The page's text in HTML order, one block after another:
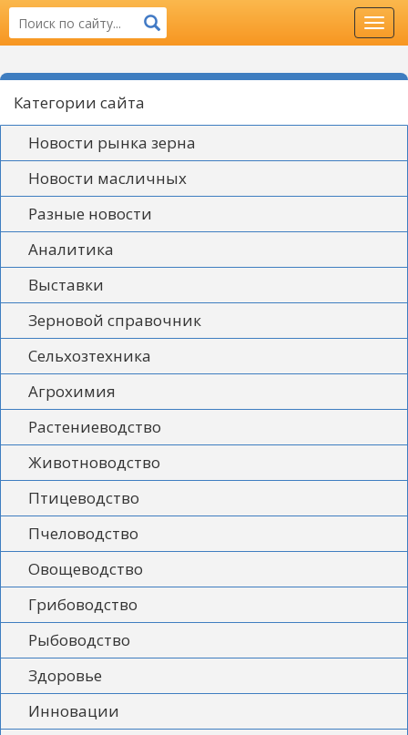
Категории сайта
Новости рынка зерна
Новости масличных
Разные новости
Аналитика
Выставки
Зерновой справочник
Сельхозтехника
Агрохимия
Растениеводство
Животноводство
Птицеводство
Пчеловодство
Овощеводство
Грибоводство
Рыбоводство
Здоровье
Инновации